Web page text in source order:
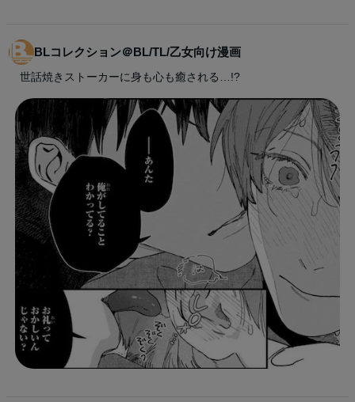
BLコレクション＠BL/TL/乙女向け漫画
世話焼きストーカーに身も心も癒される…!?